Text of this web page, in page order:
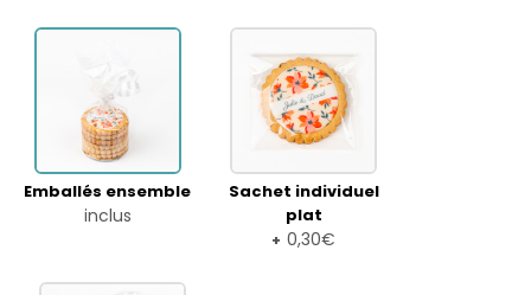
Emballés ensemble
inclus
Sachet individuel
plat
+ 0,30€